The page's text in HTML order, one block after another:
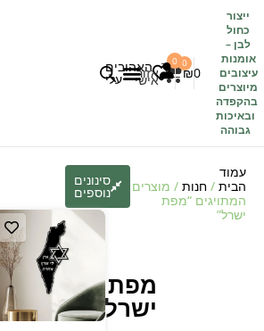
ייצור
כחול
לבן –
אומנות
עיצובים
מיוצרים
בהקפדה
ובאיכות
גבוהה
₪0
0 האהובים
עלי
0
אזור
אישי
עמוד
הבית / חנות / מוצרים
המתויגים “מפת
ישרל”
מפת
ישרל
סינונים
נוספים